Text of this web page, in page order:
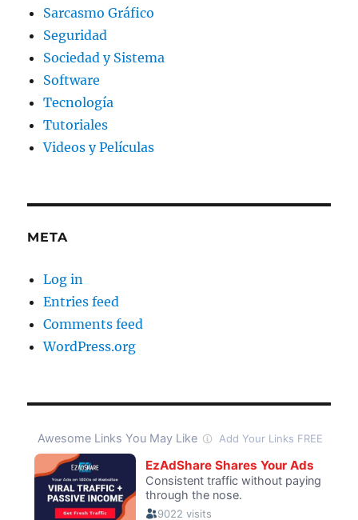
Sarcasmo Gráfico
Seguridad
Sociedad y Sistema
Software
Tecnología
Tutoriales
Videos y Películas
META
Log in
Entries feed
Comments feed
WordPress.org